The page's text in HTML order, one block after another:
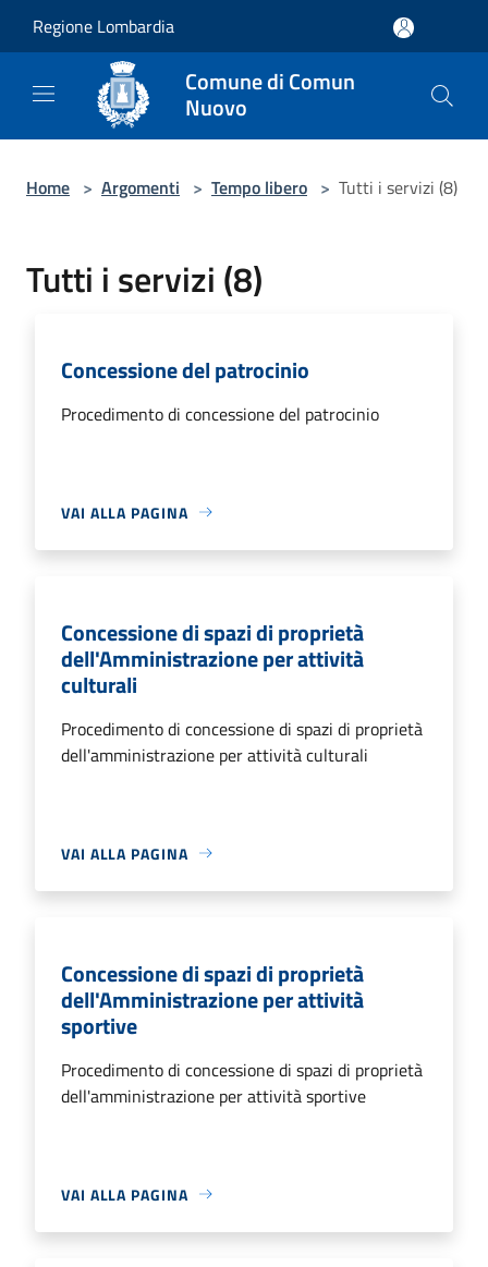
Regione Lombardia
Comune di Comun
Nuovo
Home > Argomenti > Tempo libero > Tutti i servizi (8)
Tutti i servizi (8)
Concessione del patrocinio
Procedimento di concessione del patrocinio
VAI ALLA PAGINA
Concessione di spazi di proprietà
dell'Amministrazione per attività
culturali
Procedimento di concessione di spazi di proprietà
dell'amministrazione per attività culturali
VAI ALLA PAGINA
Concessione di spazi di proprietà
dell'Amministrazione per attività
sportive
Procedimento di concessione di spazi di proprietà
dell'amministrazione per attività sportive
VAI ALLA PAGINA